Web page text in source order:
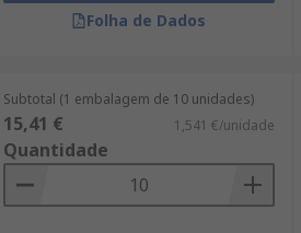
Folha de Dados
Subtotal (1 embalagem de 10 unidades)
15,41 € 1,541 €/unidade
Quantidade